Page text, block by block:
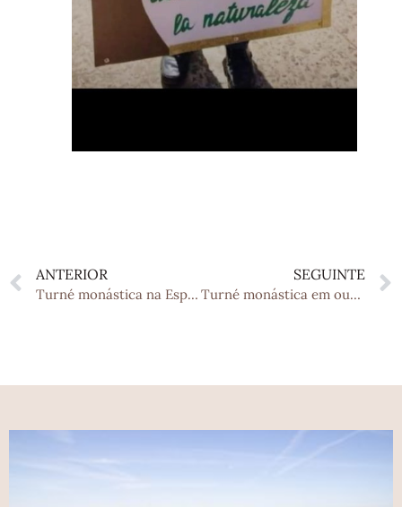
ANTERIOR
Turné monástica na Espanha, em outono!
SEGUINTE
Turné monástica em outono na Espanha